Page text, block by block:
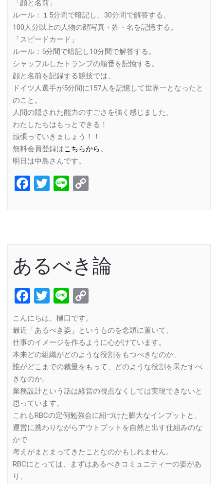
「顔と名前」
ルール：１5分間で暗記し、30分間で解答する。
100人分以上の人物の顔写真・姓・名を記憶する。
「スピードカード」
ルール：5分間で暗記し10分間で解答する。
シャッフルしたトランプの順番を記憶する。
顔と名前を記録する競技では、
ドイツ人選手が5分間に157人を記憶して世界一となったと
のこと。
人間の隠された能力のすごさを強く感じました。
わたしたちはもっとできる！
頑張っていきましょう！！
無料会員登録はこちらから。
明日は中島さんです。
Facebook
Twitter
Line
あるべき論
Facebook
Twitter
Line
こんにちは、樋口です。
最近「あるべき姿」というものを念頭に置いて、
仕事のイメージを作るように心がけています。
本来どの組織がどのような役割をもつべきなのか、
誰がどこまでの裁量をもって、どのような役割を果たすべ
きなのか。
業務設計という話は経営の視点なくしては実現できないと
思っています。
これもRBCの定例勉強会に紐づけた膨大なインプットと、
運営に携わりながらアウトプットを自然と出す仕組みのな
かで
考えがまとまってきたことなのかもしれません。
RBCにとっては、まずはあるべきコミュニティーの姿があ
り、